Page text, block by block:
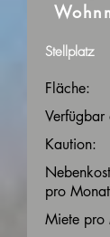
Stellplatz
Fläche:
Verfügbar
Kaution:
pro
Miete pro